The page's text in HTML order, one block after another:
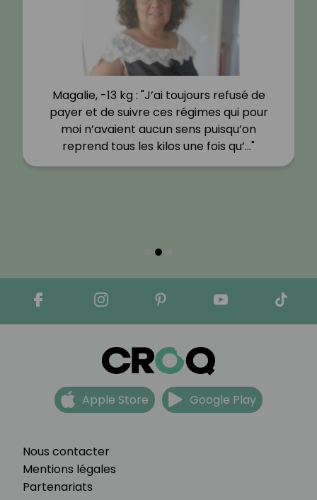
Magalie, -13 kg : "J’ai toujours refusé de
payer et de suivre ces régimes qui pour
moi n’avaient aucun sens puisqu’on
reprend tous les kilos une fois qu’…"
Nous contacter
Mentions légales
Partenariats
Apple Store Google Play